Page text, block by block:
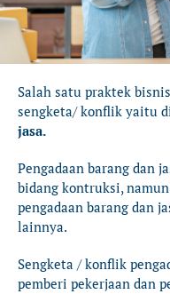
Salah satu praktek
sengketa/ konflik yaitu
jasa.
Pengadaan barang dan
bidang kontruksi,
pengadaan barang dan
lainnya.
Sengketa / konflik
pemberi pekerjaan dan